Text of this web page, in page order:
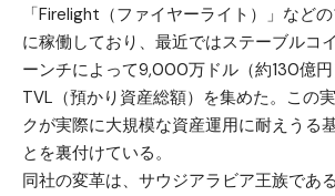
「Firelight（ファイヤーライト）」など
に稼働しており、最近ではステーブルコ
ーンチによって9,000万ドル（約130億
TVL（預かり資産総額）を集めた。この
クが実際に大規模な資産運用に耐えうる
とを裏付けている。
同社の変革は、サウジアラビア王族であ